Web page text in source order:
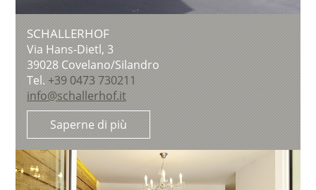
SCHALLERHOF
Via Hans-Dietl, 3
39028 Covelano/Silandro
Tel. +39 0473 730211
info@schallerhof.it
Saperne di più